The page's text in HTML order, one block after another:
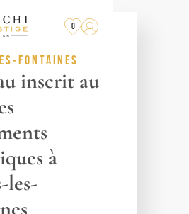
0
FONTAINES
inscrit au
à
les-